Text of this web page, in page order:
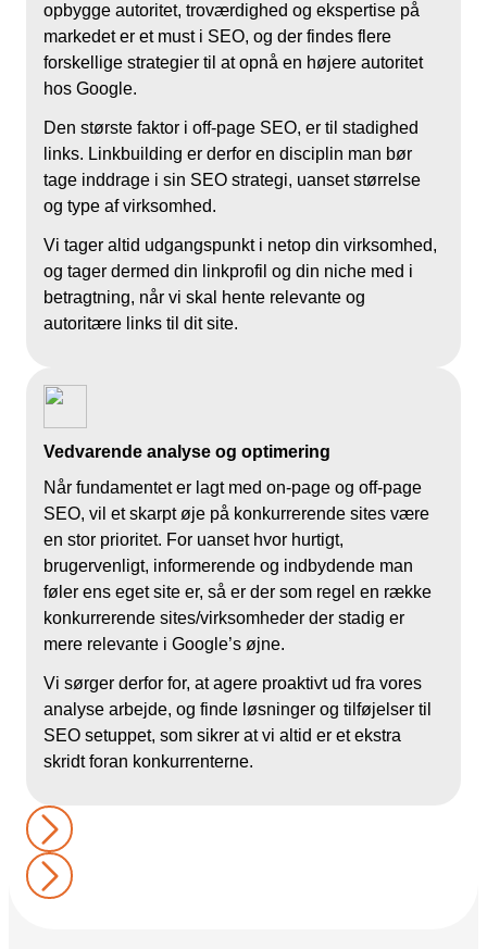
opbygge autoritet, troværdighed og ekspertise på
markedet er et must i SEO, og der findes flere
forskellige strategier til at opnå en højere autoritet
hos Google.
Den største faktor i off-page SEO, er til stadighed
links. Linkbuilding er derfor en disciplin man bør
tage inddrage i sin SEO strategi, uanset størrelse
og type af virksomhed.
Vi tager altid udgangspunkt i netop din virksomhed,
og tager dermed din linkprofil og din niche med i
betragtning, når vi skal hente relevante og
autoritære links til dit site.
Vedvarende analyse og optimering
Når fundamentet er lagt med on-page og off-page
SEO, vil et skarpt øje på konkurrerende sites være
en stor prioritet. For uanset hvor hurtigt,
brugervenligt, informerende og indbydende man
føler ens eget site er, så er der som regel en række
konkurrerende sites/virksomheder der stadig er
mere relevante i Google’s øjne.
Vi sørger derfor for, at agere proaktivt ud fra vores
analyse arbejde, og finde løsninger og tilføjelser til
SEO setuppet, som sikrer at vi altid er et ekstra
skridt foran konkurrenterne.